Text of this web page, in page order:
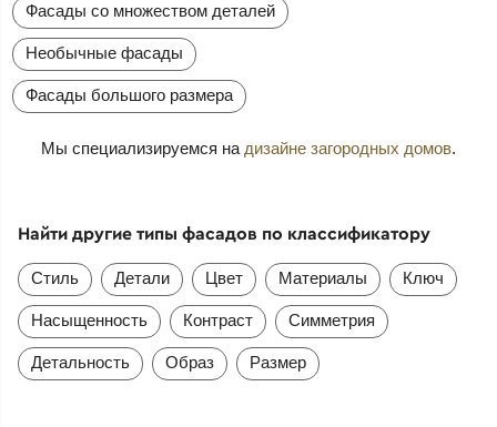
Фасады со множеством деталей
Необычные фасады
Фасады большого размера
Мы специализируемся на дизайне загородных домов.
Найти другие типы фасадов по классификатору
Стиль Детали Цвет Материалы Ключ
Насыщенность Контраст Симметрия
Детальность Образ Размер